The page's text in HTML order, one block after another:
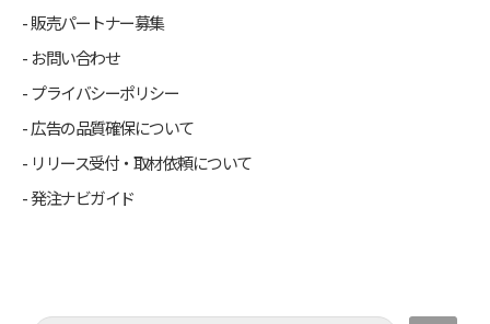
販売パートナー募集
お問い合わせ
プライバシーポリシー
広告の品質確保について
リリース受付・取材依頼について
発注ナビガイド